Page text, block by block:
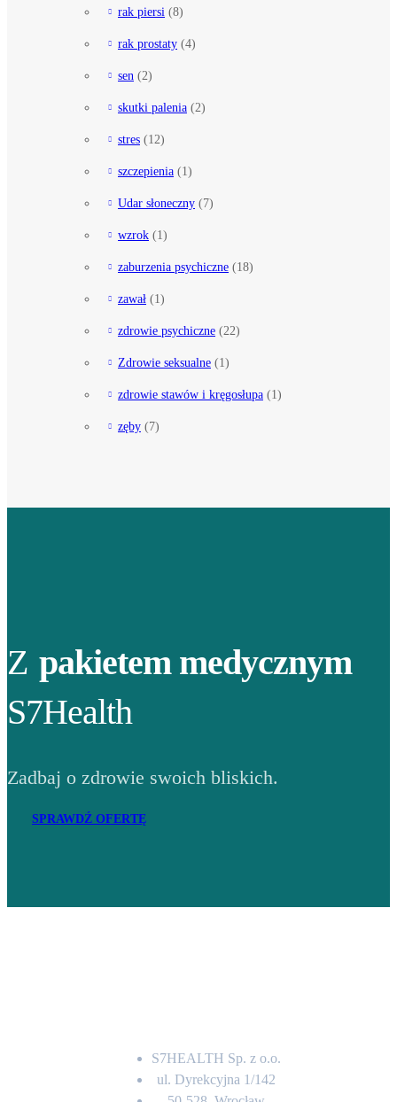
rak piersi (8)
rak prostaty (4)
sen (2)
skutki palenia (2)
stres (12)
szczepienia (1)
Udar słoneczny (7)
wzrok (1)
zaburzenia psychiczne (18)
zawał (1)
zdrowie psychiczne (22)
Zdrowie seksualne (1)
zdrowie stawów i kręgosłupa (1)
zęby (7)
Z pakietem medycznym
S7Health
Zadbaj o zdrowie swoich bliskich.
SPRAWDŹ OFERTĘ
S7HEALTH Sp. z o.o.
ul. Dyrekcyjna 1/142